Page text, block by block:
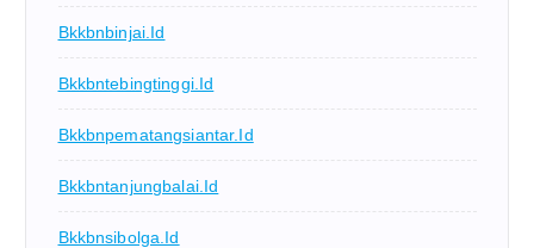
Bkkbnbinjai.id
Bkkbntebingtinggi.id
Bkkbnpematangsiantar.id
Bkkbntanjungbalai.id
Bkkbnsibolga.id